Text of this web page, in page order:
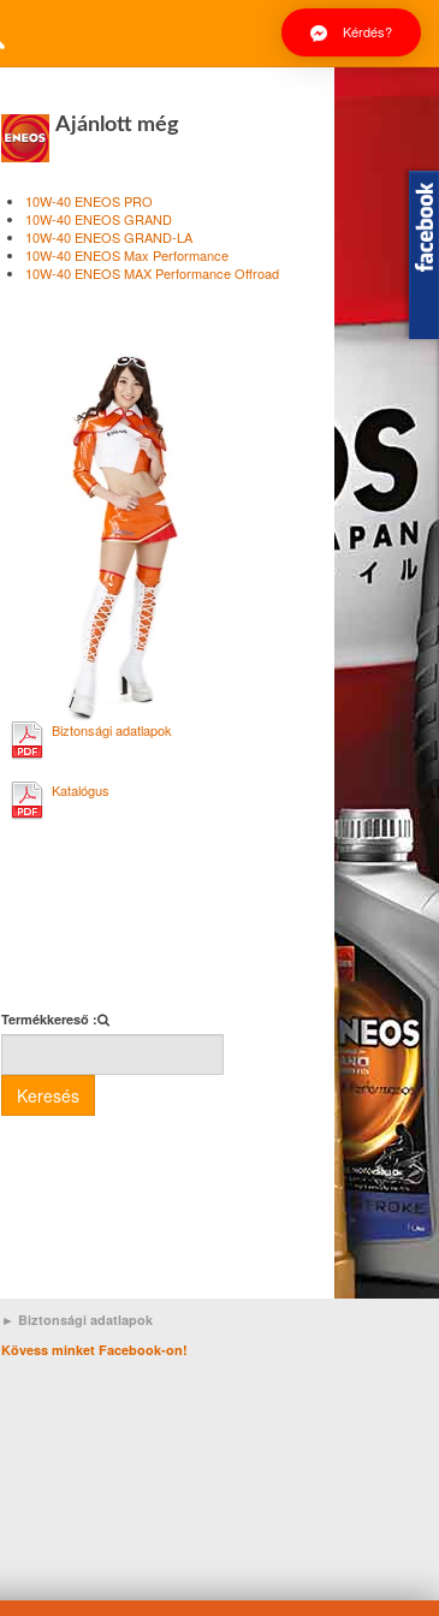
Kérdés?
Ajánlott még
10W-40 ENEOS PRO
10W-40 ENEOS GRAND
10W-40 ENEOS GRAND-LA
10W-40 ENEOS Max Performance
10W-40 ENEOS MAX Performance Offroad
Biztonsági adatlapok
Katalógus
Termékkereső :
Keresés
► Biztonsági adatlapok
Kövess minket Facebook-on!